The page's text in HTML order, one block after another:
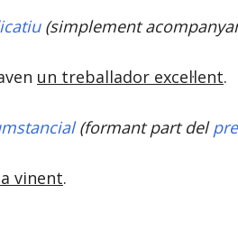
(simplement
un treballador excel·lent.
(formant part del
vinent.